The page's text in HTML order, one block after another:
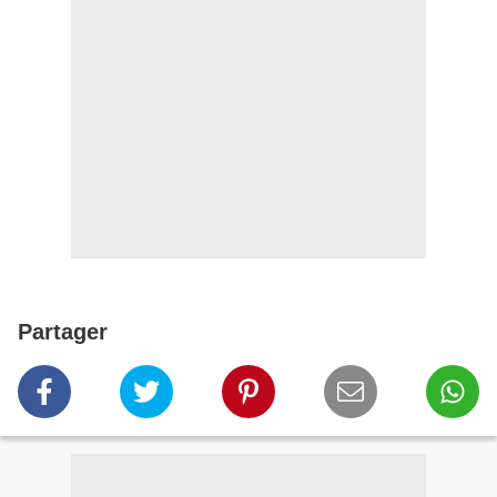
Partager